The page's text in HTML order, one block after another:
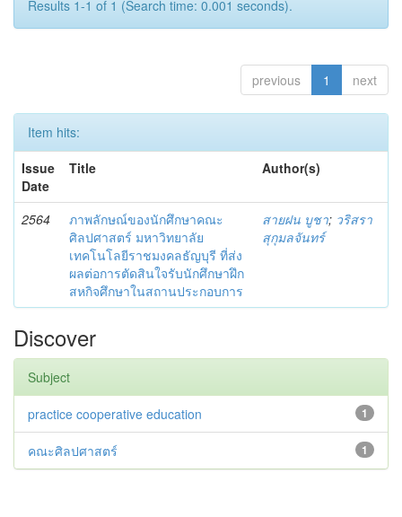
Results 1-1 of 1 (Search time: 0.001 seconds).
previous 1 next
Item hits:
Issue
Date
Title Author(s)
2564
ภาพลักษณ์ของนักศึกษาคณะ
ศิลปศาสตร์ มหาวิทยาลัย
เทคโนโลยีราชมงคลธัญบุรี ที่ส่ง
ผลต่อการตัดสินใจรับนักศึกษาฝึก
สหกิจศึกษาในสถานประกอบการ
สายฝน บูชา; วริสรา
สุกุมลจันทร์
Discover
Subject
1
practice cooperative education
1
คณะศิลปศาสตร์